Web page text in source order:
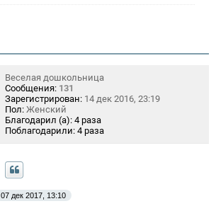
Веселая дошкольница
Сообщения: 131
Зарегистрирован: 14 дек 2016, 23:19
Пол: Женский
Благодарил (а): 4 раза
Поблагодарили: 4 раза
07 дек 2017, 13:10